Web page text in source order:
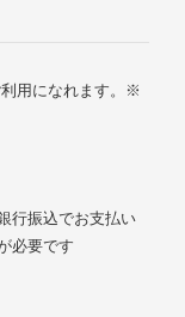
用になれます。※
行振込でお支払い
必要です